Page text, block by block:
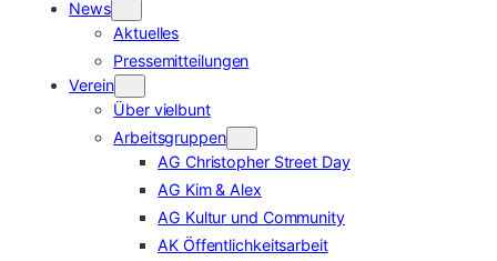
News
Aktuelles
Pressemitteilungen
Verein
Über vielbunt
Arbeitsgruppen
AG Christopher Street Day
AG Kim & Alex
AG Kultur und Community
AK Öffentlichkeitsarbeit